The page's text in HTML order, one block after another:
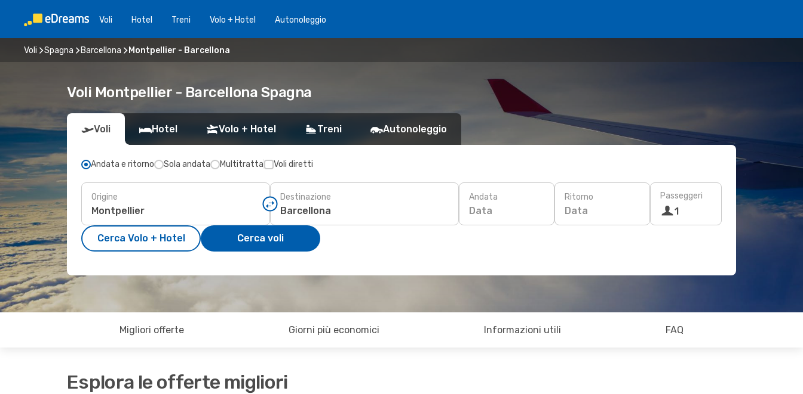
Voli Hotel Treni Volo + Hotel Autonoleggio
Voli Spagna Barcellona Montpellier - Barcellona
Voli Montpellier - Barcellona Spagna
Voli Hotel Volo + Hotel Treni Autonoleggio
Andata e ritorno Sola andata Multitratta Voli diretti
Origine Destinazione Andata
Data
Ritorno
Data
Passeggeri
1
Cerca Volo + Hotel Cerca voli
Migliori offerte Giorni più economici Informazioni utili FAQ
Esplora le offerte migliori